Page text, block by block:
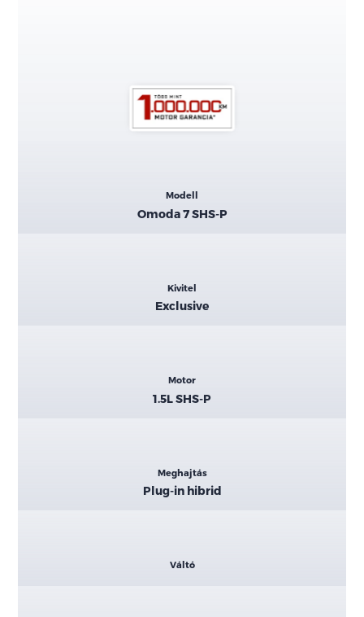
Modell
Omoda 7 SHS-P
Kivitel
Exclusive
Motor
1.5L SHS-P
Meghajtás
Plug-in hibrid
Váltó